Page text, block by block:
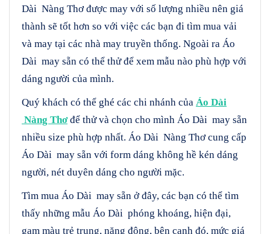
Dài Nàng Thơ được may với số lượng nhiều nên giá
thành sẽ tốt hơn so với việc các bạn đi tìm mua vải
và may tại các nhà may truyền thống. Ngoài ra Áo
Dài may sẵn có thể thử để xem mẫu nào phù hợp với
dáng người của mình.
Quý khách có thể ghé các chi nhánh của Áo Dài
Nàng Thơđể thử và chọn cho mình Áo Dài may sẵn
nhiều size phù hợp nhất. Áo Dài Nàng Thơ cung cấp
Áo Dài may sẵn với form dáng không hề kén dáng
người, nét duyên dáng cho người mặc.
Tìm mua Áo Dài may sẵn ở đây, các bạn có thể tìm
thấy những mẫu Áo Dài phóng khoáng, hiện đại,
gam màu trẻ trung, năng động, bên cạnh đó, mức giá